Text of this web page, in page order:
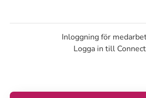
Inloggning för
Logga in till Connect